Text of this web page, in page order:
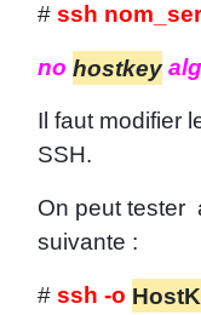
# ssh
no hostkey alg
Il faut modifier
SSH.
On peut tester
suivante :
# ssh -o